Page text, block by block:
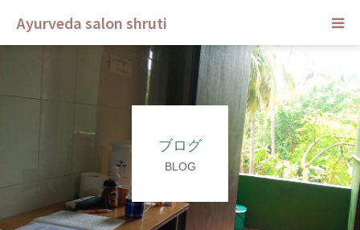
Ayurveda salon shruti
ブログ
BLOG
ご予約